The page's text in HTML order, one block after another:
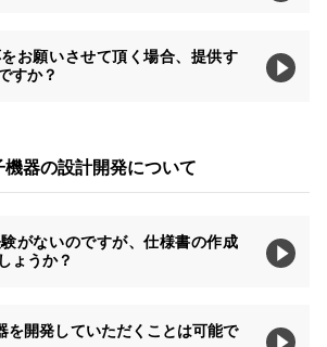
お願いさせて頂く場合、提供す
すか？
機器の設計開発について
がないのですが、仕様書の作成
ょうか？
を開発していただくことは可能で